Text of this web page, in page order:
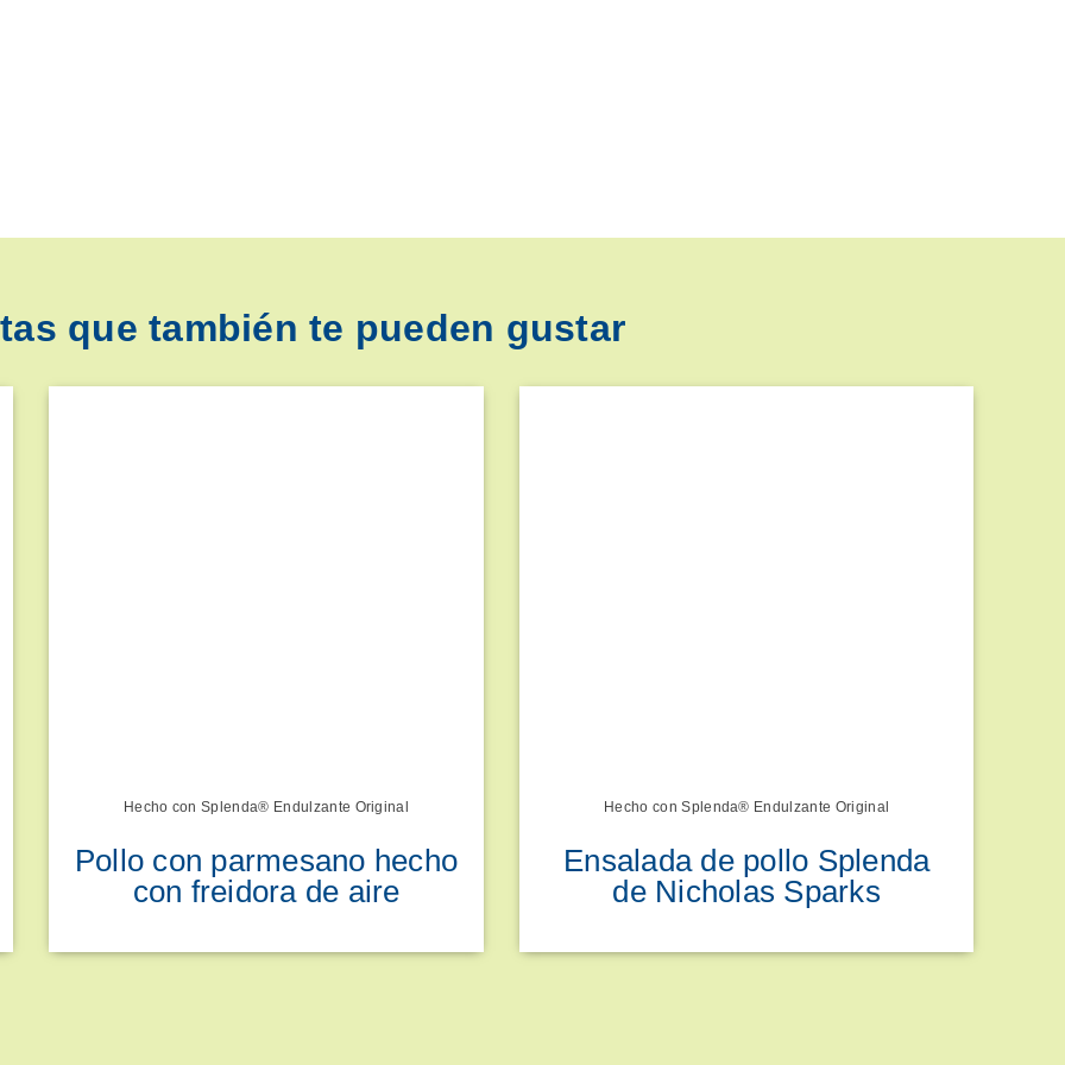
que también te pueden gustar
Hecho con Splenda® Endulzante Original
Pollo con parmesano hecho
con freidora de aire
Hecho con Splenda® Endulzante Original
Ensalada de pollo Splenda
de Nicholas Sparks